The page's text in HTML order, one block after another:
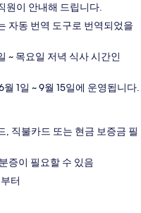
원이 안내해 드립니다.
자동 번역 도구로 번역되었을
~ 목요일 저녁 식사 시간인
1일 ~ 9월 15일에 운영됩니다.
, 직불카드 또는 현금 보증금 필
증이 필요할 수 있음
터